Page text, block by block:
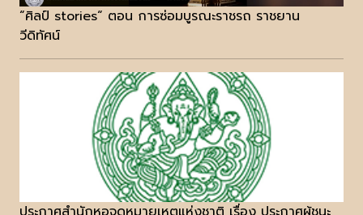
“ศิลป์ stories“ ตอน การซ่อมบูรณะราชรถ ราชยาน
วีดิทัศน์